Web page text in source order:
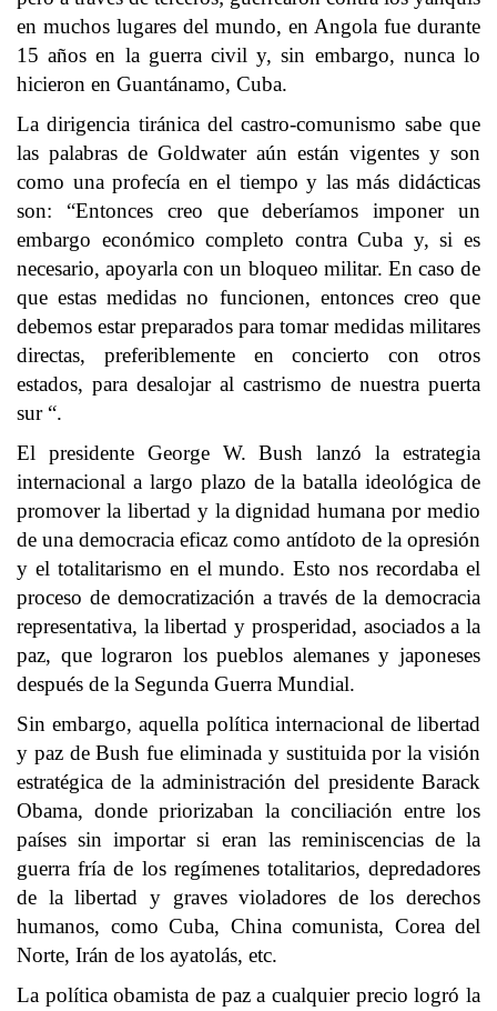
en muchos lugares del mundo, en Angola fue durante
15 años en la guerra civil y, sin embargo, nunca lo
hicieron en Guantánamo, Cuba.
La dirigencia tiránica del castro-comunismo sabe que
las palabras de Goldwater aún están vigentes y son
como una profecía en el tiempo y las más didácticas
son: “Entonces creo que deberíamos imponer un
embargo económico completo contra Cuba y, si es
necesario, apoyarla con un bloqueo militar. En caso de
que estas medidas no funcionen, entonces creo que
debemos estar preparados para tomar medidas militares
directas, preferiblemente en concierto con otros
estados, para desalojar al castrismo de nuestra puerta
sur “.
El presidente George W. Bush lanzó la estrategia
internacional a largo plazo de la batalla ideológica de
promover la libertad y la dignidad humana por medio
de una democracia eficaz como antídoto de la opresión
y el totalitarismo en el mundo. Esto nos recordaba el
proceso de democratización a través de la democracia
representativa, la libertad y prosperidad, asociados a la
paz, que lograron los pueblos alemanes y japoneses
después de la Segunda Guerra Mundial.
Sin embargo, aquella política internacional de libertad
y paz de Bush fue eliminada y sustituida por la visión
estratégica de la administración del presidente Barack
Obama, donde priorizaban la conciliación entre los
países sin importar si eran las reminiscencias de la
guerra fría de los regímenes totalitarios, depredadores
de la libertad y graves violadores de los derechos
humanos, como Cuba, China comunista, Corea del
Norte, Irán de los ayatolás, etc.
La política obamista de paz a cualquier precio logró la